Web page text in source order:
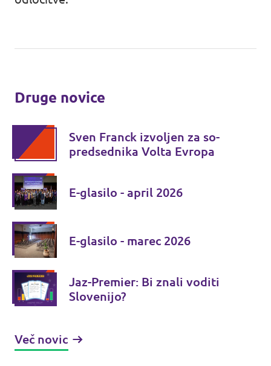
Druge novice
Sven Franck izvoljen za so-
predsednika Volta Evropa
E-glasilo - april 2026
E-glasilo - marec 2026
Jaz-Premier: Bi znali voditi
Slovenijo?
Več novic